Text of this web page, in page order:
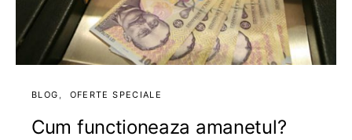
BLOG OFERTE SPECIALE
Cum functioneaza amanetul?